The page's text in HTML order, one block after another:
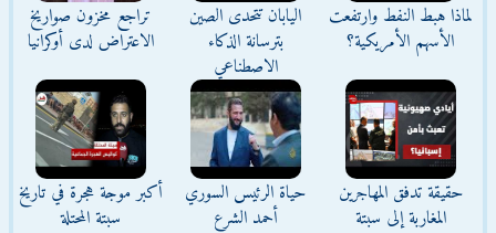
لماذا هبط النفط وارتفعت
الأسهم الأمريكية؟
اليابان تتحدى الصين
بترسانة الذكاء
الاصطناعي
تراجع مخزون صواريخ
الاعتراض لدى أوكرانيا
حقيقة تدفق المهاجرين
المغاربة إلى سبتة
حياة الرئيس السوري
أحمد الشرع
أكبر موجة هجرة في تاريخ
سبتة المحتلة